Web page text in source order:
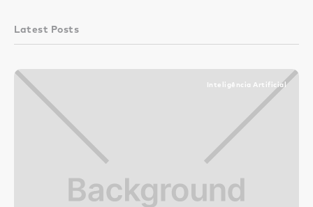
Latest Posts
Inteligência Artificial